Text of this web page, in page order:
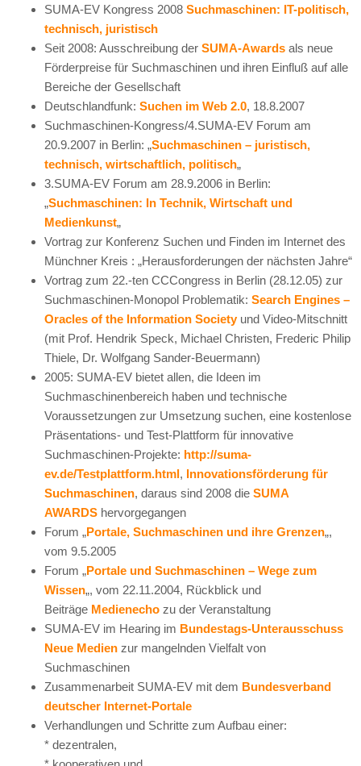
SUMA-EV Kongress 2008 Suchmaschinen: IT-politisch,
technisch, juristisch
Seit 2008: Ausschreibung der SUMA-Awards als neue
Förderpreise für Suchmaschinen und ihren Einfluß auf alle
Bereiche der Gesellschaft
Deutschlandfunk: Suchen im Web 2.0, 18.8.2007
Suchmaschinen-Kongress/4.SUMA-EV Forum am
20.9.2007 in Berlin: „Suchmaschinen – juristisch,
technisch, wirtschaftlich, politisch„
3.SUMA-EV Forum am 28.9.2006 in Berlin:
„Suchmaschinen: In Technik, Wirtschaft und
Medienkunst„
Vortrag zur Konferenz Suchen und Finden im Internet des
Münchner Kreis : „Herausforderungen der nächsten Jahre“
Vortrag zum 22.-ten CCCongress in Berlin (28.12.05) zur
Suchmaschinen-Monopol Problematik: Search Engines –
Oracles of the Information Societyund Video-Mitschnitt
(mit Prof. Hendrik Speck, Michael Christen, Frederic Philip
Thiele, Dr. Wolfgang Sander-Beuermann)
2005: SUMA-EV bietet allen, die Ideen im
Suchmaschinenbereich haben und technische
Voraussetzungen zur Umsetzung suchen, eine kostenlose
Präsentations- und Test-Plattform für innovative
Suchmaschinen-Projekte: http://suma-
ev.de/Testplattform.html, Innovationsförderung für
Suchmaschinen, daraus sind 2008 die SUMA
AWARDS hervorgegangen
Forum „Portale, Suchmaschinen und ihre Grenzen„,
vom 9.5.2005
Forum „Portale und Suchmaschinen – Wege zum
Wissen„, vom 22.11.2004, Rückblick und
Beiträge Medienecho zu der Veranstaltung
SUMA-EV im Hearing im Bundestags-Unterausschuss
Neue Medien zur mangelnden Vielfalt von
Suchmaschinen
Zusammenarbeit SUMA-EV mit dem Bundesverband
deutscher Internet-Portale
Verhandlungen und Schritte zum Aufbau einer:
* dezentralen,